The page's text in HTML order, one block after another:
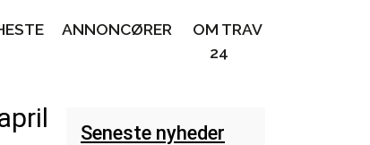
Seneste nyheder
ANNONCØRER
OM TRAV
24